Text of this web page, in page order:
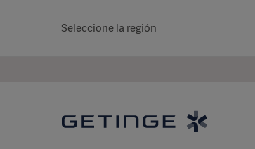
Seleccione la región